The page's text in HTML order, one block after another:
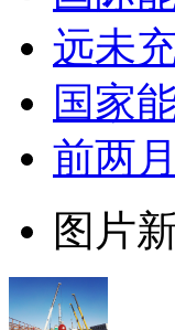
远未
国家
前两
图片